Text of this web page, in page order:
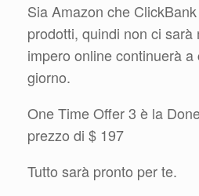
Sia Amazon che
prodotti, quindi non ci
impero online continuerà a
giorno.
One Time Offer 3 è la
prezzo di $ 197
Tutto sarà pronto per te.